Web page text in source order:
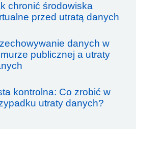
chronić środowiska
przed utratą danych
danych w
publicznej a utraty
kontrolna: Co zrobić w
utraty danych?